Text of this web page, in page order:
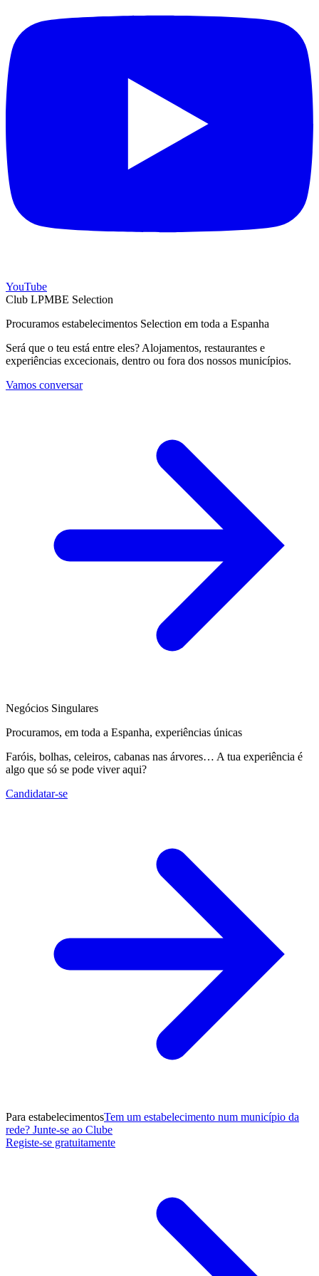
YouTube
Club LPMBE Selection
Procuramos estabelecimentos Selection em toda a Espanha
Será que o teu está entre eles? Alojamentos, restaurantes e
experiências excecionais, dentro ou fora dos nossos municípios.
Vamos conversar
Negócios Singulares
Procuramos, em toda a Espanha, experiências únicas
Faróis, bolhas, celeiros, cabanas nas árvores… A tua experiência é
algo que só se pode viver aqui?
Candidatar-se
Para estabelecimentosTem um estabelecimento num município da
rede? Junte-se ao Clube
Registe-se gratuitamente